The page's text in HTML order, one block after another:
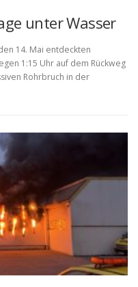
unter Wasser
14. Mai entdeckten
1:15 Uhr auf dem Rückweg
Rohrbruch in der